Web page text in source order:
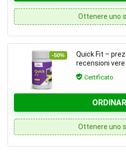
Ottenere uno
-50%
Quick Fit –
recensioni vere
Certificato
Ottenere uno